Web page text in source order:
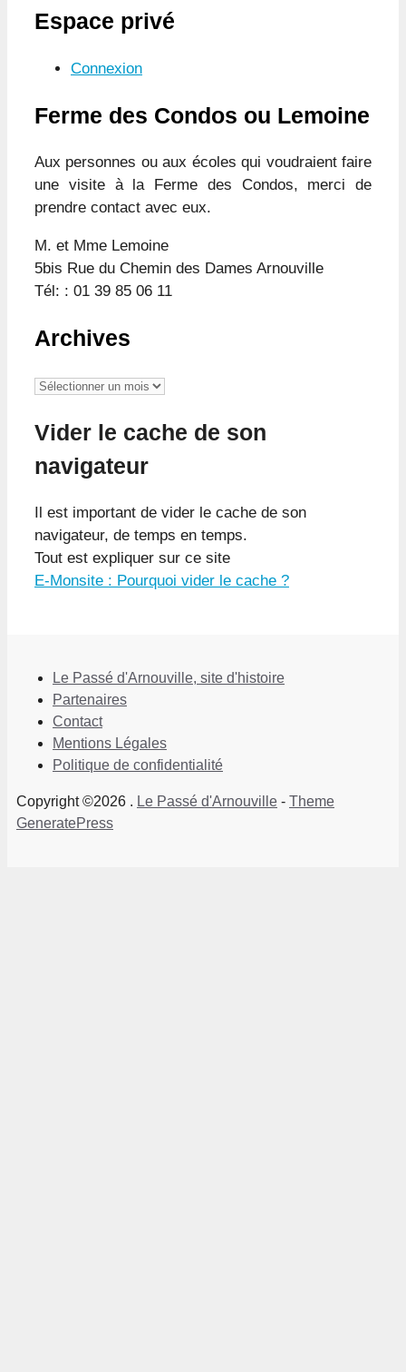
Espace privé
Connexion
Ferme des Condos ou Lemoine
Aux personnes ou aux écoles qui voudraient faire
une visite à la Ferme des Condos, merci de
prendre contact avec eux.
M. et Mme Lemoine
5bis Rue du Chemin des Dames Arnouville
Tél: : 01 39 85 06 11
Archives
Archives
Vider le cache de son
navigateur
Il est important de vider le cache de son
navigateur, de temps en temps.
Tout est expliquer sur ce site
E-Monsite : Pourquoi vider le cache ?
Le Passé d'Arnouville, site d'histoire
Partenaires
Contact
Mentions Légales
Politique de confidentialité
Copyright ©2026 . Le Passé d'Arnouville - Theme
GeneratePress